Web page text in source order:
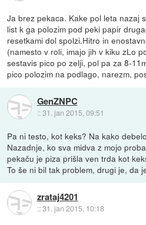
Ja brez pekaca. Kake pol leta nazaj
list k ga polozim pod peki papir
resetkami dol spolzi.Hitro in
(namesto v roli, imajo jih v kiku zLo
sestavis pico po zelji, pol pa za 8-
pico polozim na podlago, narezm,
GenZNPC
::31. jan 2015, 09:51
Pa ni testo, kot keks? Na kako
Nazadnje, ko sva midva z mojo
pekaču je piza prišla ven trda kot
To še ni bil tak problem, drugi je, da
zrataj4201
::31. jan 2015, 10:18